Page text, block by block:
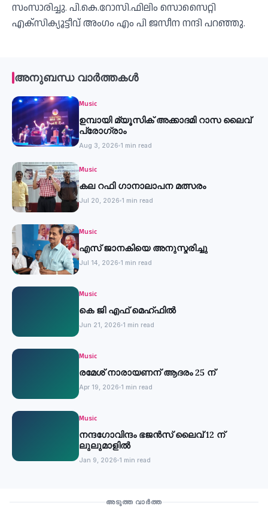
സംസാരിച്ചു. പി.കെ.റോസി.ഫിലിം സൊസൈറ്റി
എക്സിക്യൂട്ടീവ് അംഗം എം പി ജസീന നന്ദി പറഞ്ഞു.
അനുബന്ധ വാർത്തകൾ
Music
ഉമ്പായി മ്യൂസിക് അക്കാദമി റാസ ലൈവ്
പ്രോഗ്രാം
Aug 3, 2026 1 min read
Music
കല റഫി ഗാനാലാപന മത്സരം
Jul 20, 2026 1 min read
Music
എസ് ജാനകിയെ അനുസ്മരിച്ചു
Jul 14, 2026 1 min read
Music
കെ ജി എഫ് മെഹ്ഫിൽ
Jun 21, 2026 1 min read
Music
രമേശ് നാരായണന് ആദരം 25 ന്
Apr 19, 2026 1 min read
Music
നന്ദഗോവിന്ദം ഭജൻസ് ലൈവ് 12 ന്
ലുലുമാളിൽ
Jan 9, 2026 1 min read
അടുത്ത വാർത്ത